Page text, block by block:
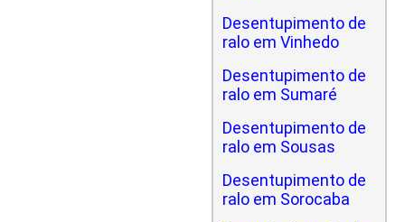
Desentupimento de
ralo em Vinhedo
Desentupimento de
ralo em Sumaré
Desentupimento de
ralo em Sousas
Desentupimento de
ralo em Sorocaba